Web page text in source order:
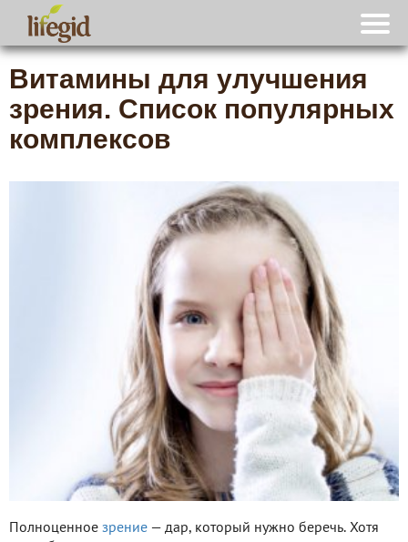
Витамины для улучшения
зрения. Список популярных
комплексов
Полноценное зрение — дар, который нужно беречь. Хотя